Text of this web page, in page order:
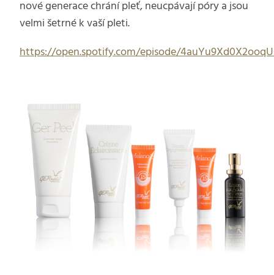
nové generace chrání pleť, neucpávají póry a jsou
velmi šetrné k vaší pleti.
https://open.spotify.com/episode/